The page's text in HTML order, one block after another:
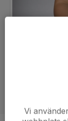
Vi